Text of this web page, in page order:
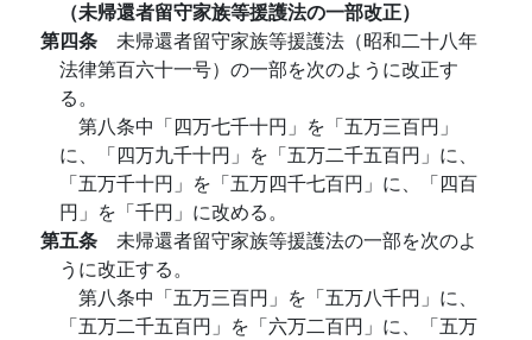
（未帰還者留守家族等援護法の一部改正）
第四条 未帰還者留守家族等援護法（昭和二十八年
法律第百六十一号）の一部を次のように改正す
る。
第八条中「四万七千十円」を「五万三百円」
に、「四万九千十円」を「五万二千五百円」に、
「五万千十円」を「五万四千七百円」に、「四百
円」を「千円」に改める。
第五条 未帰還者留守家族等援護法の一部を次のよ
うに改正する。
第八条中「五万三百円」を「五万八千円」に、
「五万二千五百円」を「六万二百円」に、「五万